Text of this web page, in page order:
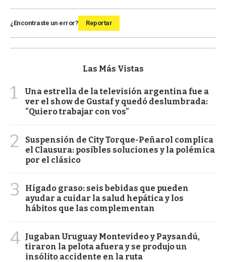
¿Encontraste un error? Reportar
Las Más Vistas
1
Una estrella de la televisión argentina fue a
ver el show de Gustaf y quedó deslumbrada:
"Quiero trabajar con vos"
2
Suspensión de City Torque-Peñarol complica
el Clausura: posibles soluciones y la polémica
por el clásico
3
Hígado graso: seis bebidas que pueden
ayudar a cuidar la salud hepática y los
hábitos que las complementan
4 Jugaban Uruguay Montevideo y Paysandú,
tiraron la pelota afuera y se produjo un
insólito accidente en la ruta